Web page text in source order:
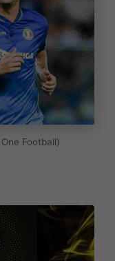
Football)